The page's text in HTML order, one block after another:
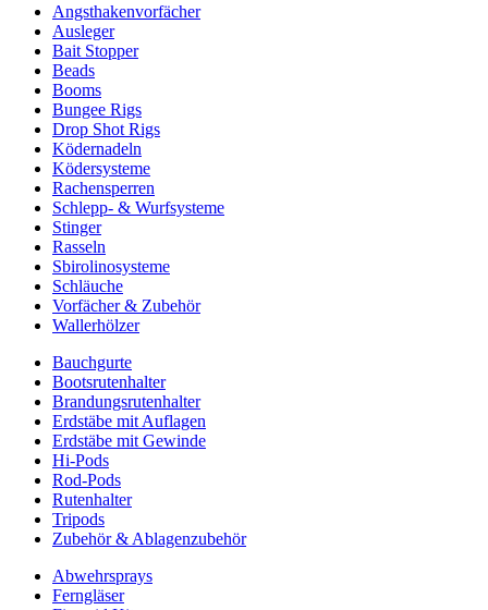
Angsthakenvorfächer
Ausleger
Bait Stopper
Beads
Booms
Bungee Rigs
Drop Shot Rigs
Ködernadeln
Ködersysteme
Rachensperren
Schlepp- & Wurfsysteme
Stinger
Rasseln
Sbirolinosysteme
Schläuche
Vorfächer & Zubehör
Wallerhölzer
Bauchgurte
Bootsrutenhalter
Brandungsrutenhalter
Erdstäbe mit Auflagen
Erdstäbe mit Gewinde
Hi-Pods
Rod-Pods
Rutenhalter
Tripods
Zubehör & Ablagenzubehör
Abwehrsprays
Ferngläser